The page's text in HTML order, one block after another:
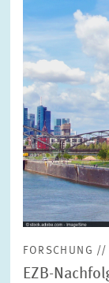
FORSCHUNG
EZB-